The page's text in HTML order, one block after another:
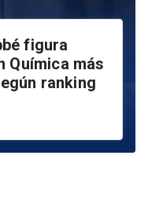
figura
Química más
ranking